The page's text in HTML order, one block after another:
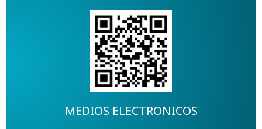
MEDIOS ELECTRONICOS